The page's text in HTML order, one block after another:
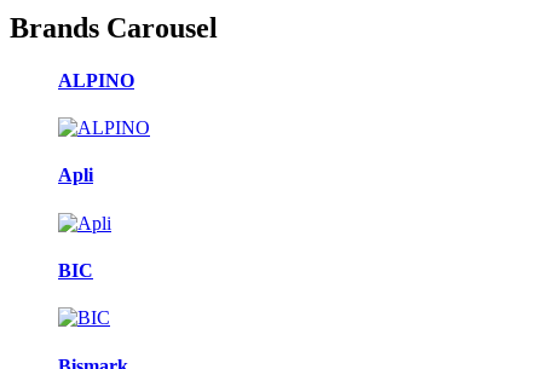
Brands Carousel
ALPINO
Apli
BIC